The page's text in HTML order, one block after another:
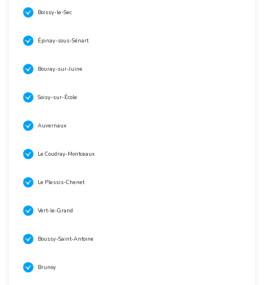
Boissy-le-Sec
Épinay-sous-Sénart
Bouray-sur-Juine
Soisy-sur-École
Auvernaux
Le Coudray-Montceaux
Le Plessis-Chenet
Vert-le-Grand
Boussy-Saint-Antoine
Brunoy